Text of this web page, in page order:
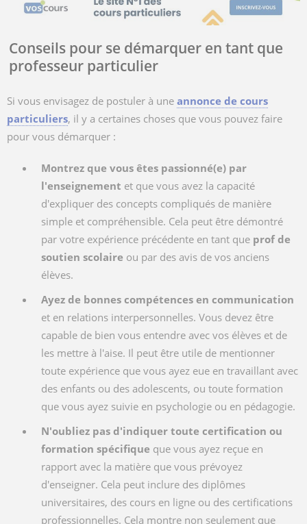
Conseils pour se démarquer en tant que
professeur particulier
Si vous envisagez de postuler à une annonce de cours
particuliers, il y a certaines choses que vous pouvez faire
pour vous démarquer :
Montrez que vous êtes passionné(e) par
l'enseignement et que vous avez la capacité
d'expliquer des concepts compliqués de manière
simple et compréhensible. Cela peut être démontré
par votre expérience précédente en tant que prof de
soutien scolaire ou par des avis de vos anciens
élèves.
Ayez de bonnes compétences en communication
et en relations interpersonnelles. Vous devez être
capable de bien vous entendre avec vos élèves et de
les mettre à l'aise. Il peut être utile de mentionner
toute expérience que vous ayez eue en travaillant avec
des enfants ou des adolescents, ou toute formation
que vous ayez suivie en psychologie ou en pédagogie.
N'oubliez pas d'indiquer toute certification ou
formation spécifique que vous ayez reçue en
rapport avec la matière que vous prévoyez
d'enseigner. Cela peut inclure des diplômes
universitaires, des cours en ligne ou des certifications
professionnelles. Cela montre non seulement que